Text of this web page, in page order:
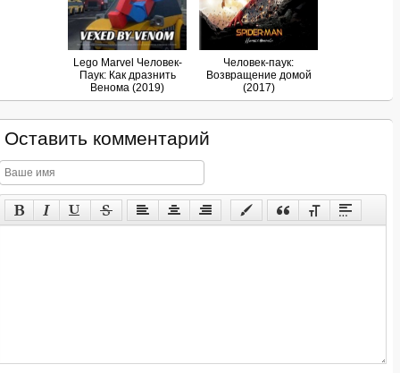
Lego Marvel Человек-
Паук: Как дразнить
Венома (2019)
Человек-паук:
Возвращение домой
(2017)
Оставить комментарий